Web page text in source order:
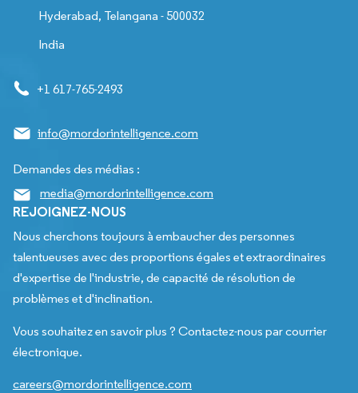
Hyderabad, Telangana - 500032
India
+1 617-765-2493
info@mordorintelligence.com
Demandes des médias :
media@mordorintelligence.com
REJOIGNEZ-NOUS
Nous cherchons toujours à embaucher des personnes
talentueuses avec des proportions égales et extraordinaires
d'expertise de l'industrie, de capacité de résolution de
problèmes et d'inclination.
Vous souhaitez en savoir plus ? Contactez-nous par courrier
électronique.
careers@mordorintelligence.com